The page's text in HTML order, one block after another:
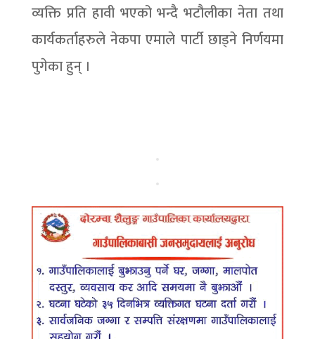
व्यक्ति प्रति हावी भएको भन्दै भटौलीका नेता तथा
कार्यकर्ताहरुले नेकपा एमाले पार्टी छाड्ने निर्णयमा
पुगेका हुन् ।